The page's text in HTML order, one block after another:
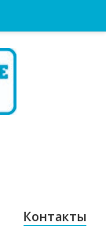
Контакты